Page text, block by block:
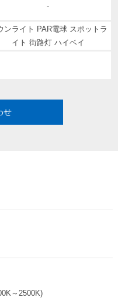
-
ンライト PAR電球 スポットラ
イト 街路灯 ハイベイ
せ
～2500K)